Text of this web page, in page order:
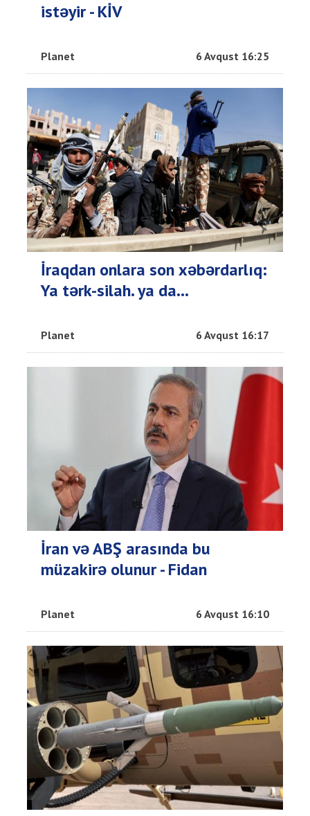
istəyir - KİV
Planet 6 Avqust 16:25
İraqdan onlara son xəbərdarlıq:
Ya tərk-silah. ya da…
Planet 6 Avqust 16:17
İran və ABŞ arasında bu
müzakirə olunur - Fidan
Planet 6 Avqust 16:10